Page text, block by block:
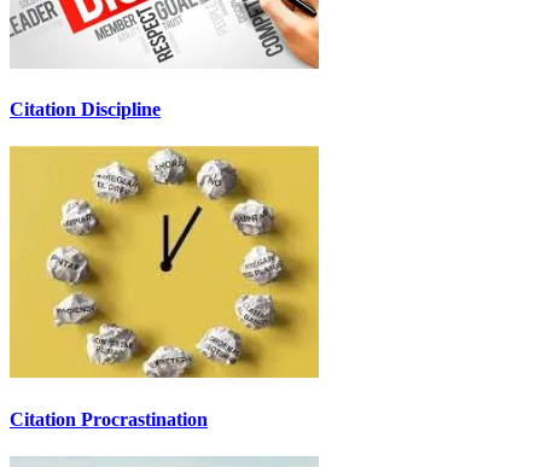
Citation Discipline
Citation Procrastination